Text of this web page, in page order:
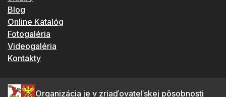
Blog
Online Katalóg
Fotogaléria
Videogaléria
Kontakty
Organizácia je v zriaďovateľskej pôsobnosti